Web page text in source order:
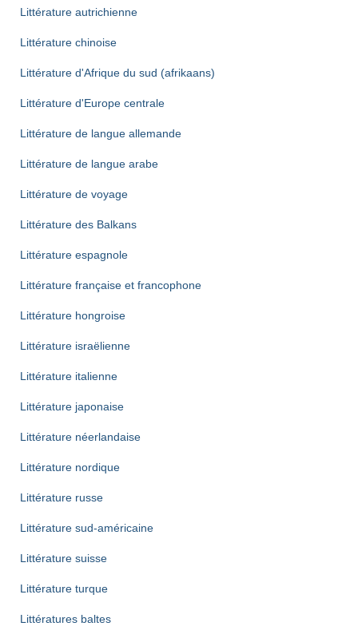
Littérature autrichienne
Littérature chinoise
Littérature d'Afrique du sud (afrikaans)
Littérature d'Europe centrale
Littérature de langue allemande
Littérature de langue arabe
Littérature de voyage
Littérature des Balkans
Littérature espagnole
Littérature française et francophone
Littérature hongroise
Littérature israëlienne
Littérature italienne
Littérature japonaise
Littérature néerlandaise
Littérature nordique
Littérature russe
Littérature sud-américaine
Littérature suisse
Littérature turque
Littératures baltes